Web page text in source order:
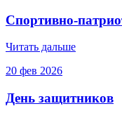
Спортивно-
Читать дальше
20 фев 2026
День защитников